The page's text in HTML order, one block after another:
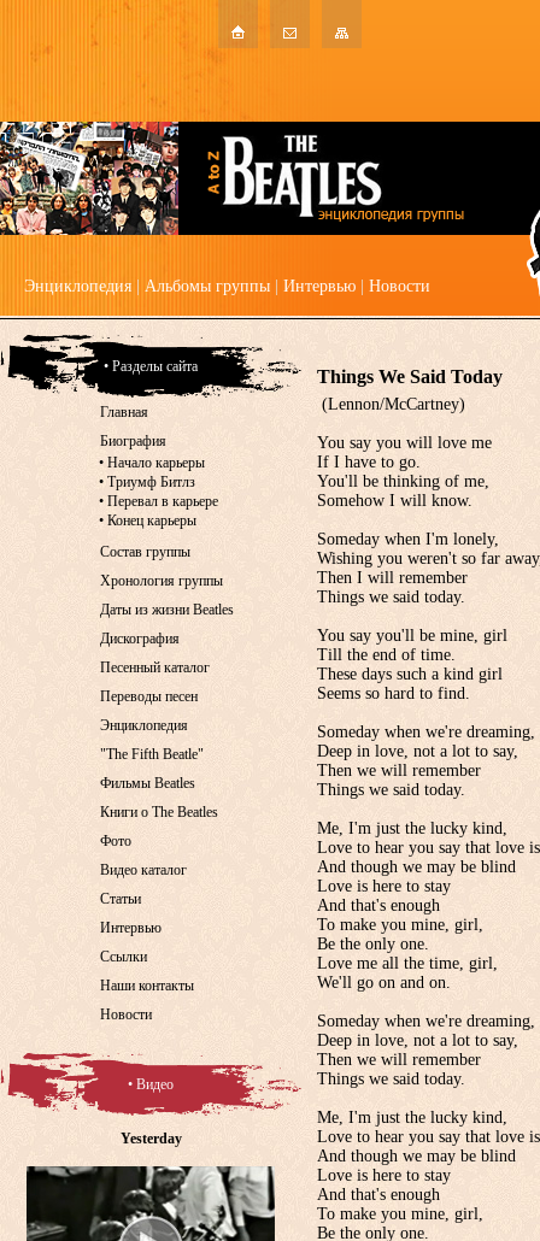
Энциклопедия Альбомы группы Интервью Новости
Things We Said Today
(Lennon/McCartney)
You say you will love me
If I have to go.
You'll be thinking of me,
Somehow I will know.
Someday when I'm lonely,
Wishing you weren't so far
Then I will remember
Things we said today.
You say you'll be mine, girl
Till the end of time.
These days such a kind girl
Seems so hard to find.
Someday when we're dreaming,
Deep in love, not a lot to say,
Then we will remember
Things we said today.
Me, I'm just the lucky kind,
Love to hear you say that love
And though we may be blind
Love is here to stay
And that's enough
To make you mine, girl,
Be the only one.
Love me all the time, girl,
We'll go on and on.
Someday when we're dreaming,
Deep in love, not a lot to say,
Then we will remember
Things we said today.
Me, I'm just the lucky kind,
Love to hear you say that love
And though we may be blind
Love is here to stay
And that's enough
To make you mine, girl,
Be the only one.
• Разделы сайта
Главная
Биография
• Начало карьеры
• Триумф Битлз
• Перевал в карьере
• Конец карьеры
Состав группы
Хронология группы
Даты из жизни Beatles
Дискография
Песенный каталог
Переводы песен
Энциклопедия
"The Fifth Beatle"
Фильмы Beatles
Книги о The Beatles
Фото
Видео каталог
Статьи
Интервью
Ссылки
Наши контакты
Новости
• Видео
Yesterday